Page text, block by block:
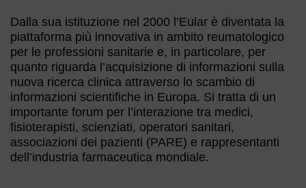
Dalla sua istituzione nel 2000 l’Eular è diventata la
piattaforma più innovativa in ambito reumatologico
per le professioni sanitarie e, in particolare, per
quanto riguarda l’acquisizione di informazioni sulla
nuova ricerca clinica attraverso lo scambio di
informazioni scientifiche in Europa. Si tratta di un
importante forum per l’interazione tra medici,
fisioterapisti, scienziati, operatori sanitari,
associazioni dei pazienti (PARE) e rappresentanti
dell’industria farmaceutica mondiale.